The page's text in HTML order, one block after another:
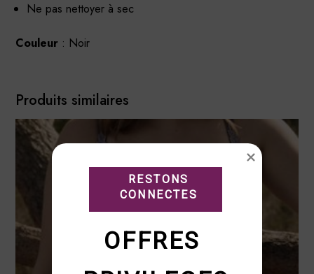
Ne pas nettoyer à sec
Couleur : Noir
Produits similaires
RESTONS
CONNECTES
OFFRES